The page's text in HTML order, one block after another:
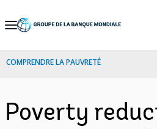
Skip
Navigation
COMPRENDRE LA PAUVRETÉ
Poverty